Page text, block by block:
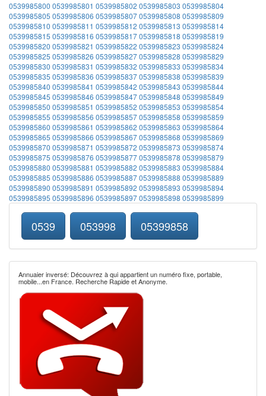
0539985800 0539985801 0539985802 0539985803 0539985804
0539985805 0539985806 05399858070539985808 0539985809
0539985810 0539985811 0539985812 0539985813 0539985814
0539985815 0539985816 05399858170539985818 0539985819
0539985820 0539985821 0539985822 0539985823 0539985824
0539985825 0539985826 05399858270539985828 0539985829
0539985830 0539985831 0539985832 0539985833 0539985834
0539985835 0539985836 05399858370539985838 0539985839
0539985840 0539985841 0539985842 0539985843 0539985844
0539985845 0539985846 05399858470539985848 0539985849
0539985850 0539985851 0539985852 0539985853 0539985854
0539985855 0539985856 05399858570539985858 0539985859
0539985860 0539985861 0539985862 0539985863 0539985864
0539985865 0539985866 05399858670539985868 0539985869
0539985870 0539985871 0539985872 0539985873 0539985874
0539985875 0539985876 05399858770539985878 0539985879
0539985880 0539985881 0539985882 0539985883 0539985884
0539985885 0539985886 05399858870539985888 0539985889
0539985890 0539985891 0539985892 0539985893 0539985894
0539985895 0539985896 05399858970539985898 0539985899
0539 053998 05399858
Annuaier inversé: Découvrez à qui appartient un numéro fixe, portable,
mobile...en France. Recherche Rapide et Anonyme.